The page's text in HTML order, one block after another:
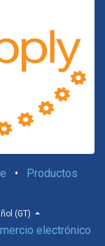
• Productos
(GT)
electrónico